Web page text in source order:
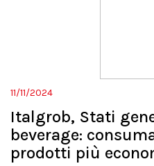
11/11/2024
Italgrob, Stati
beverage:
prodotti più